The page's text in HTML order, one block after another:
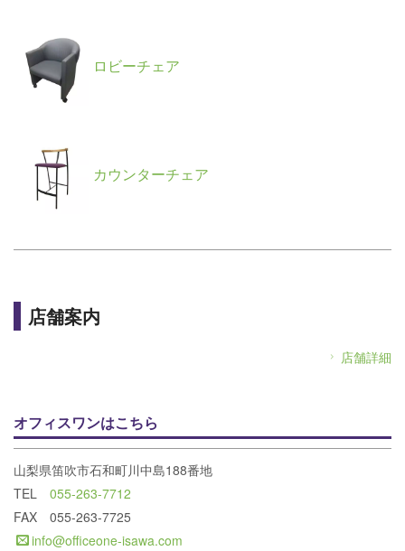
ロビーチェア
カウンターチェア
店舗案内
店舗詳細
オフィスワンはこちら
山梨県笛吹市石和町川中島188番地
TEL 055-263-7712
FAX 055-263-7725
info@officeone-isawa.com